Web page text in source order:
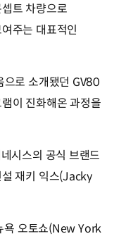
트 차량으로
주는 대표적인
으로 소개됐던 GV80
이 진화해온 과정을
시스의 공식 브랜드
재키 익스(Jacky
욕 오토쇼(New York